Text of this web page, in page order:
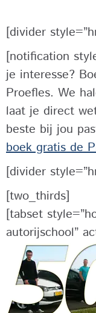
[divider
[notification
je interesse?
Proefles. We
laat je direct
beste bij jou
boek gratis de
[divider
[two_thirds]
[tabset
autorijschool”